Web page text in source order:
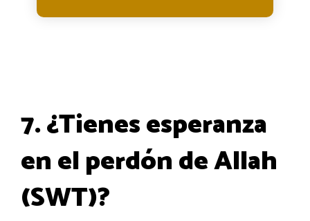
7. ¿Tienes esperanza
en el perdón de Allah
(SWT)?